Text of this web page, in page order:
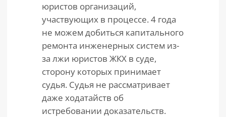
юристов организаций,
участвующих в процессе. 4 года
не можем добиться капитального
ремонта инженерных систем из-
за лжи юристов ЖКХ в суде,
сторону которых принимает
судья. Судья не рассматривает
даже ходатайств об
истребовании доказательств.